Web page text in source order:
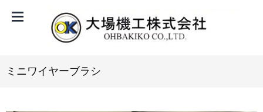
ミニワイヤーブラシ